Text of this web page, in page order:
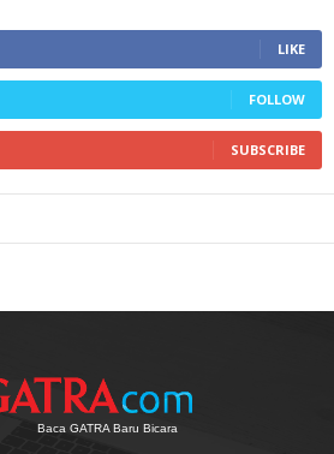
LIKE
FOLLOW
SUBSCRIBE
Baca GATRA Baru Bicara